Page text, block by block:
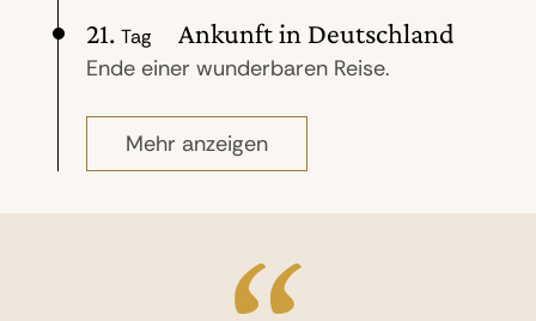
Paterson Inlet befindet sich das bekannte
Naturschutzgebiet Ulva Island, wo wir
einen 45-minütigen geführten Spaziergang
beherbergt unter anderem Weka
(einheimische Waldhühner), die sich gern
seltene Satteldrosseln und Gelbköpfe und
seltensten Pflanzenarten Neuseelands. (F)
durch pompöse viktorianische Architektur
aus dem späten neunzehnten
Jahrhundert, die Sie auf einer kleinen
laden wir Sie zum „Farewell“- Dinner ein.
21. Tag Ankunft in Deutschland
Ende einer wunderbaren Reise.
Mehr anzeigen